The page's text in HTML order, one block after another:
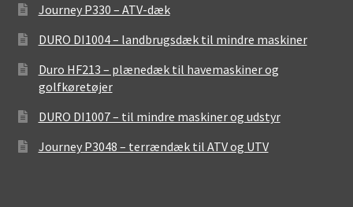
Journey P330 – ATV-dæk
DURO DI1004 – landbrugsdæk til mindre maskiner
Duro HF213 – plænedæk til havemaskiner og
golfkøretøjer
DURO DI1007 – til mindre maskiner og udstyr
Journey P3048 – terrændæk til ATV og UTV